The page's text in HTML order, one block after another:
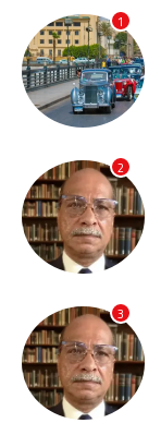
1
2
3